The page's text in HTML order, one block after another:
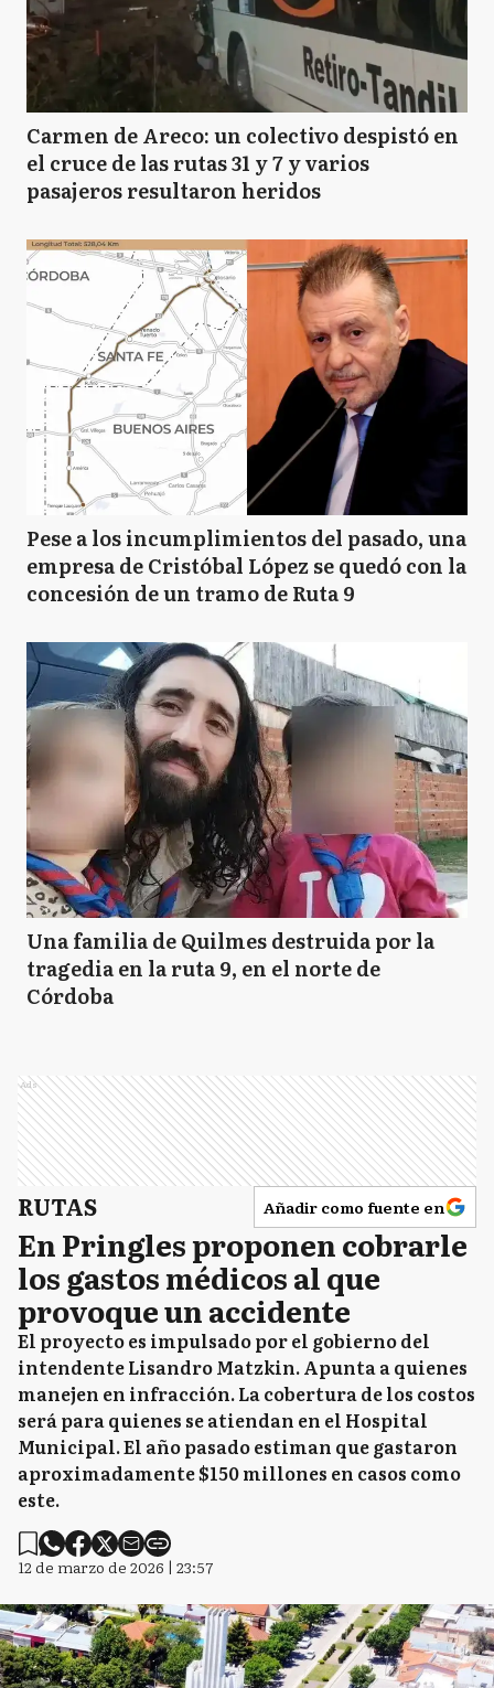
Carmen de Areco: un colectivo despistó en
el cruce de las rutas 31 y 7 y varios
pasajeros resultaron heridos
Pese a los incumplimientos del pasado, una
empresa de Cristóbal López se quedó con la
concesión de un tramo de Ruta 9
Una familia de Quilmes destruida por la
tragedia en la ruta 9, en el norte de
Córdoba
Ads
RUTAS Añadir como fuente en
En Pringles proponen cobrarle
los gastos médicos al que
provoque un accidente
El proyecto es impulsado por el gobierno del
intendente Lisandro Matzkin. Apunta a quienes
manejen en infracción. La cobertura de los costos
será para quienes se atiendan en el Hospital
Municipal. El año pasado estiman que gastaron
aproximadamente $150 millones en casos como
este.
12 de marzo de 2026 | 23:57